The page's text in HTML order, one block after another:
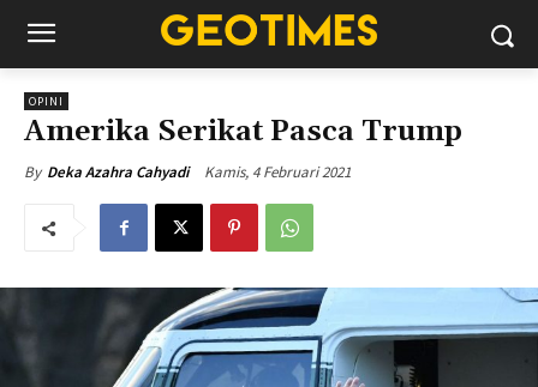
OPINI
Amerika Serikat Pasca Trump
By Deka Azahra Cahyadi Kamis, 4 Februari 2021